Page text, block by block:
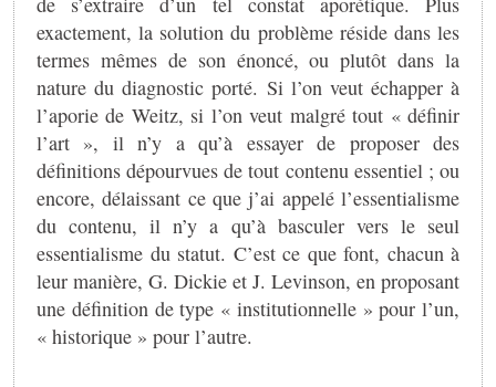
exactement, la solution du problème réside dans les
termes mêmes de son énoncé, ou plutôt dans la
nature du diagnostic porté. Si l’on veut échapper à
l’aporie de Weitz, si l’on veut malgré tout « définir
l’art », il n’y a qu’à essayer de proposer des
définitions dépourvues de tout contenu essentiel ; ou
encore, délaissant ce que j’ai appelé l’essentialisme
du contenu, il n’y a qu’à basculer vers le seul
essentialisme du statut. C’est ce que font, chacun à
leur manière, G. Dickie et J. Levinson, en proposant
une définition de type « institutionnelle » pour l’un,
« historique » pour l’autre.